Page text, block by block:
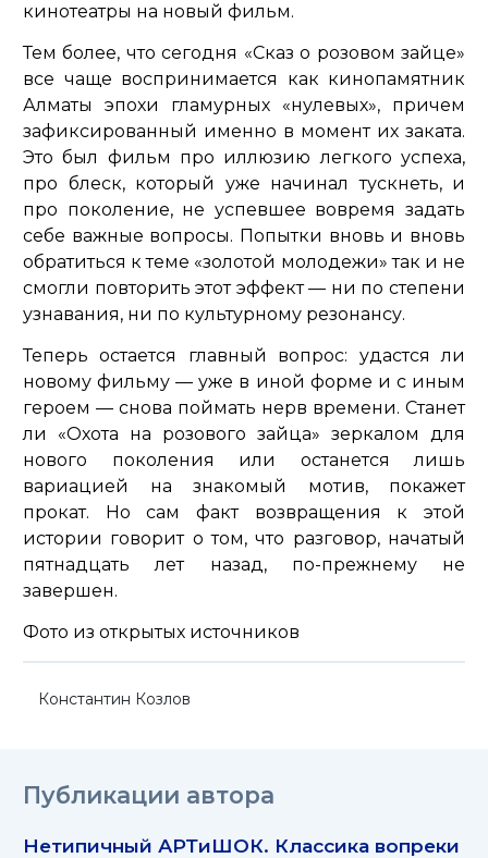
кинотеатры на новый фильм.
Тем более, что сегодня «Сказ о розовом зайце»
все чаще воспринимается как кинопамятник
Алматы эпохи гламурных «нулевых», причем
зафиксированный именно в момент их заката.
Это был фильм про иллюзию легкого успеха,
про блеск, который уже начинал тускнеть, и
про поколение, не успевшее вовремя задать
себе важные вопросы. Попытки вновь и вновь
обратиться к теме «золотой молодежи» так и не
смогли повторить этот эффект — ни по степени
узнавания, ни по культурному резонансу.
Теперь остается главный вопрос: удастся ли
новому фильму — уже в иной форме и с иным
героем — снова поймать нерв времени. Станет
ли «Охота на розового зайца» зеркалом для
нового поколения или останется лишь
вариацией на знакомый мотив, покажет
прокат. Но сам факт возвращения к этой
истории говорит о том, что разговор, начатый
пятнадцать лет назад, по-прежнему не
завершен.
Фото из открытых источников
Константин Козлов
Публикации автора
Нетипичный АРТиШОК. Классика вопреки